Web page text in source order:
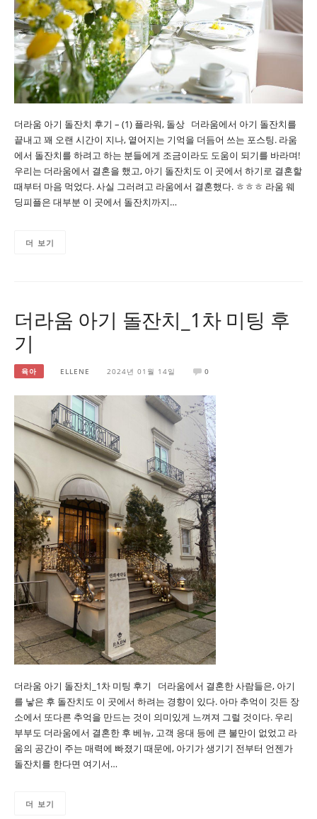
더라움 아기 돌잔치 후기 – (1) 플라워, 돌상 더라움에서 아기 돌잔치를
끝내고 꽤 오랜 시간이 지나, 옅어지는 기억을 더듬어 쓰는 포스팅. 라움
에서 돌잔치를 하려고 하는 분들에게 조금이라도 도움이 되기를 바라며!
우리는 더라움에서 결혼을 했고, 아기 돌잔치도 이 곳에서 하기로 결혼할
때부터 마음 먹었다. 사실 그러려고 라움에서 결혼했다. ㅎㅎㅎ 라움 웨
딩피플은 대부분 이 곳에서 돌잔치까지…
더 보기
더라움 아기 돌잔치_1차 미팅 후
기
육아 ELLENE 2024년 01월 14일 0
더라움 아기 돌잔치_1차 미팅 후기 더라움에서 결혼한 사람들은, 아기
를 낳은 후 돌잔치도 이 곳에서 하려는 경향이 있다. 아마 추억이 깃든 장
소에서 또다른 추억을 만드는 것이 의미있게 느껴져 그럴 것이다. 우리
부부도 더라움에서 결혼한 후 베뉴, 고객 응대 등에 큰 불만이 없었고 라
움의 공간이 주는 매력에 빠졌기 때문에, 아기가 생기기 전부터 언젠가
돌잔치를 한다면 여기서…
더 보기